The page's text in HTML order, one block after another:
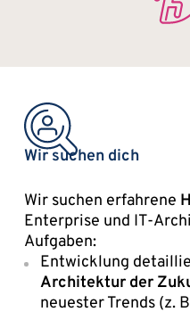
Wir suchen dich
Wir suchen erfahrene
Enterprise und IT-
Aufgaben:
Entwicklung
Architektur der
neuester Trends (z.